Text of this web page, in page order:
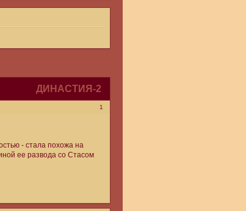
ДИНАСТИЯ-2
1
- стала похожа на
ее развода со Стасом